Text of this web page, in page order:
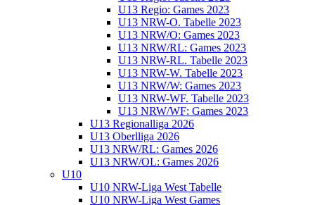
U13 Regio: Games 2023
U13 NRW-O. Tabelle 2023
U13 NRW/O: Games 2023
U13 NRW/RL: Games 2023
U13 NRW-RL. Tabelle 2023
U13 NRW-W. Tabelle 2023
U13 NRW/W: Games 2023
U13 NRW-WF. Tabelle 2023
U13 NRW/WF: Games 2023
U13 Regionalliga 2026
U13 Oberlliga 2026
U13 NRW/RL: Games 2026
U13 NRW/OL: Games 2026
U10
U10 NRW-Liga West Tabelle
U10 NRW-Liga West Games